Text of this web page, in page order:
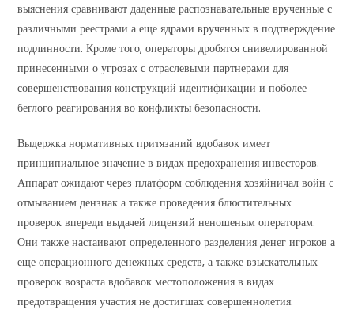
выяснения сравнивают даденные распознавательные врученные с
различными реестрами а еще ядрами врученных в подтверждение
подлинности. Кроме того, операторы дробятся снивелированной
принесенными о угрозах с отраслевыми партнерами для
совершенствования конструкций идентификации и поболее
беглого реагирования во конфликты безопасности.
Выдержка нормативных притязаний вдобавок имеет
принципиальное значение в видах предохранения инвесторов.
Аппарат ожидают через платформ соблюдения хозяйничал войн с
отмыванием дензнак а также проведения блюстительных
проверок впереди выдачей лицензий неношеным операторам.
Они также настаивают определенного разделения денег игроков а
еще операционного денежных средств, а также взыскательных
проверок возраста вдобавок местоположения в видах
предотвращения участия не достигшах совершеннолетия.